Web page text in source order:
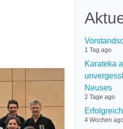
1 Tag ago
Karateka
Neuses
2 Tage ago
4 Wochen